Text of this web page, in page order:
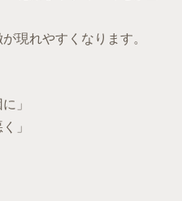
現れやすくなります。
」
」